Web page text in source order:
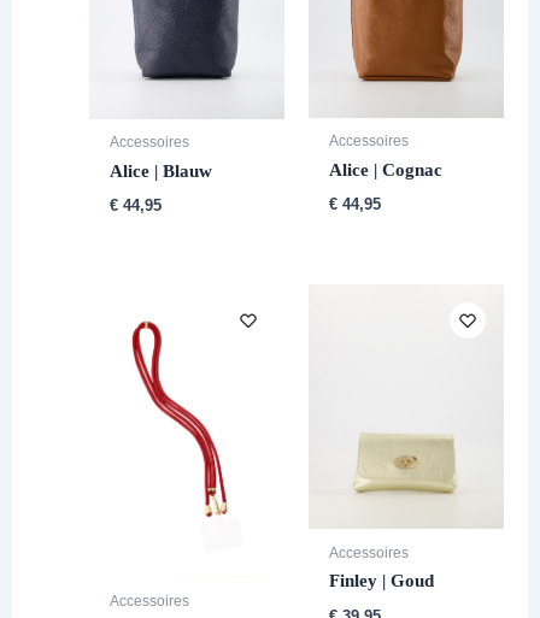
Accessoires
Alice | Blauw
€ 44,95
Accessoires
Alice | Cognac
€ 44,95
Accessoires
Accessoires
Finley | Goud